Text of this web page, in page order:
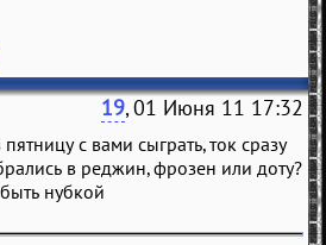
19, 01 Июня 11 17:32
с вами сыграть, ток сразу
в реджин, фрозен или доту?
нубкой